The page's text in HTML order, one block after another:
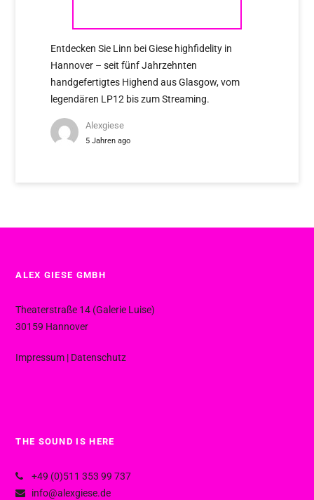
Entdecken Sie Linn bei Giese highfidelity in
Hannover – seit fünf Jahrzehnten
handgefertigtes Highend aus Glasgow, vom
legendären LP12 bis zum Streaming.
Alexgiese
5 Jahren ago
ALEX GIESE GMBH
Theaterstraße 14 (Galerie Luise)
30159 Hannover
Impressum | Datenschutz
THE SOUND IS HERE
+49 (0)511 353 99 737
info@alexgiese.de